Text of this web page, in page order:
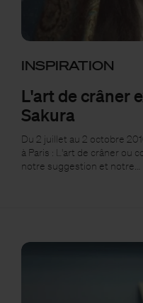
INSPIRATION
L'art de crâner
Sakura
Du 2 juillet au 2 octobre
à Paris : L'art de crâner ou
notre suggestion et notre…